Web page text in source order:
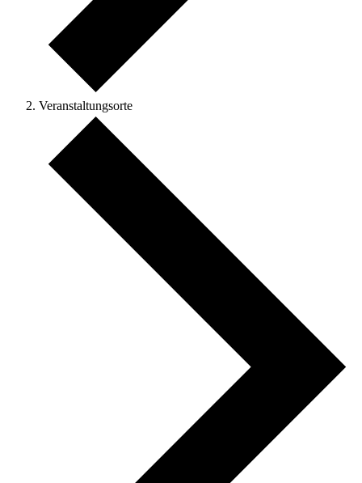
Veranstaltungsorte